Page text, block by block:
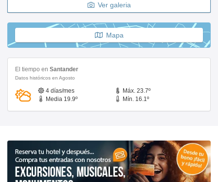
Ver galeria
Mapa
El tiempo en Santander
Datos históricos en Agosto
4 días/mes
Máx. 23.7º
Media 19.9º
Mín. 16.1º